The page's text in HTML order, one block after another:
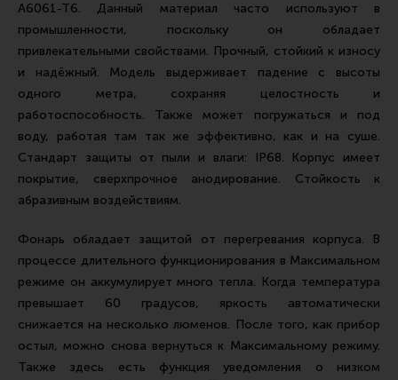
А6061-Т6. Данный материал часто используют в
промышленности, поскольку он обладает
привлекательными свойствами. Прочный, стойкий к износу
и надёжный. Модель выдерживает падение с высоты
одного метра, сохраняя целостность и
работоспособность. Также может погружаться и под
воду, работая там так же эффективно, как и на суше.
Стандарт защиты от пыли и влаги: IP68. Корпус имеет
покрытие, сверхпрочное анодирование. Стойкость к
абразивным воздействиям.
Фонарь обладает защитой от перегревания корпуса. В
процессе длительного функционирования в Максимальном
режиме он аккумулирует много тепла. Когда температура
превышает 60 градусов, яркость автоматически
снижается на несколько люменов. После того, как прибор
остыл, можно снова вернуться к Максимальному режиму.
Также здесь есть функция уведомления о низком